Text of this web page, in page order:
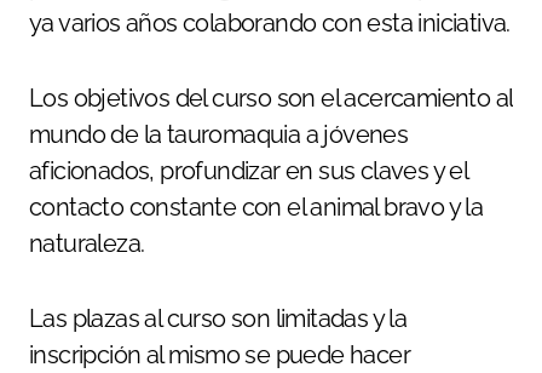
ya varios años colaborando con esta iniciativa.
Los objetivos del curso son el acercamiento al
mundo de la tauromaquia a jóvenes
aficionados, profundizar en sus claves y el
contacto constante con el animal bravo y la
naturaleza.
Las plazas al curso son limitadas y la
inscripción al mismo se puede hacer